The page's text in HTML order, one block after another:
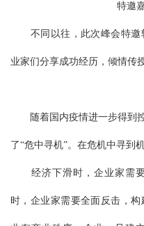
特邀嘉
不同以往，此次峰会特邀
业家们分享成功经历，倾情传
随着国内疫情进一步得到控
了“危中寻机”。在危机中寻到
经济下滑时，企业家需要
时，企业家需要全面反击，